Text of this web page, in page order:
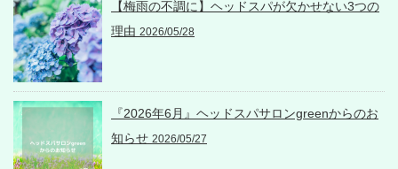
【梅雨の不調に】ヘッドスパが欠かせない3つの
理由 2026/05/28
『2026年6月』ヘッドスパサロンgreenからのお
知らせ 2026/05/27